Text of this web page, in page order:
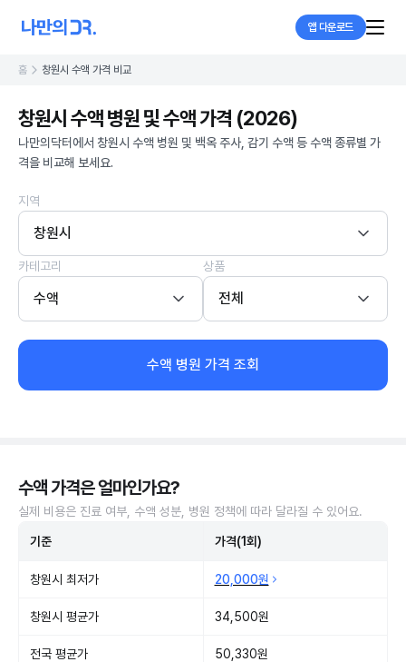
앱 다운로드
홈 창원시 수액 가격 비교
창원시 수액 병원 및 수액 가격 (2026)
나만의닥터에서 창원시 수액 병원 및 백옥 주사, 감기 수액 등 수액 종류별 가
격을 비교해 보세요.
지역
창원시
카테고리
수액
상품
전체
수액 병원 가격 조회
수액 가격은 얼마인가요?
실제 비용은 진료 여부, 수액 성분, 병원 정책에 따라 달라질 수 있어요.
기준 가격(1회)
창원시 최저가 20,000원
창원시 평균가 34,500원
전국 평균가 50,330원